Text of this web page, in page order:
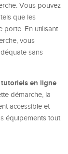
Vous pouvez
que les
porte. En utilisant
vous
sans
tutoriels en ligne
démarche, la
accessible et
équipements tout